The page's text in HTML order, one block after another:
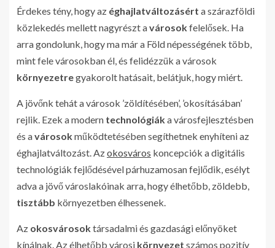
Érdekes tény, hogy az éghajlatváltozásért a szárazföldi
közlekedés mellett nagyrészt avárosokfelelősek. Ha
arra gondolunk, hogy ma már a Föld népességének több,
mint fele városokban él, és felidézzük a városok
környezetregyakorolt hatásait, belátjuk, hogy miért.
A jövőnk tehát a városok ’zöldítésében’, ’okosításában’
rejlik. Ezek a modern technológiáka városfejlesztésben
és avárosokműködtetésében segíthetnek enyhíteni az
éghajlatváltozást. Azokosváros koncepciók a digitális
technológiák fejlődésével párhuzamosan fejlődik, esélyt
adva a jövő városlakóinak arra, hogy élhetőbb, zöldebb,
tisztább környezetben élhessenek.
Az okosvárosoktársadalmi és gazdasági előnyöket
kínálnak. Az élhetőbb városi környezet számos pozitív